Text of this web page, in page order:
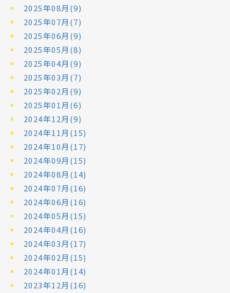
2025年08月(9)
2025年07月(7)
2025年06月(9)
2025年05月(8)
2025年04月(9)
2025年03月(7)
2025年02月(9)
2025年01月(6)
2024年12月(9)
2024年11月(15)
2024年10月(17)
2024年09月(15)
2024年08月(14)
2024年07月(16)
2024年06月(16)
2024年05月(15)
2024年04月(16)
2024年03月(17)
2024年02月(15)
2024年01月(14)
2023年12月(16)